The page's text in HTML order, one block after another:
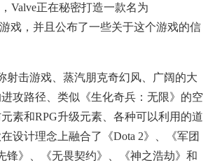
Valve正在秘密打造一款名为
游戏，并且公布了一些关于这个游戏的信
射击游戏、蒸汽朋克奇幻风、广阔的大
攻路径、类似《生化奇兵：无限》的空
素和RPG升级元素、各种可以利用的道
设计理念上融合了《Dota 2》、《军团
锋》、《无畏契约》、《神之浩劫》和